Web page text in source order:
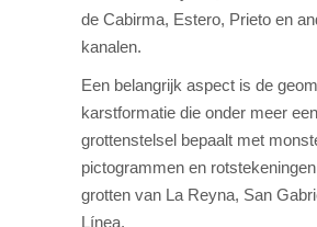
de Cabirma, Estero, Prieto en
kanalen.
Een belangrijk aspect is de
karstformatie die onder meer een
grottenstelsel bepaalt met
pictogrammen en
grotten van La Reyna, San
Línea.